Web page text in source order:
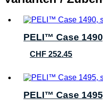
PELI™ Case
CHF 252.45
PELI™ Case